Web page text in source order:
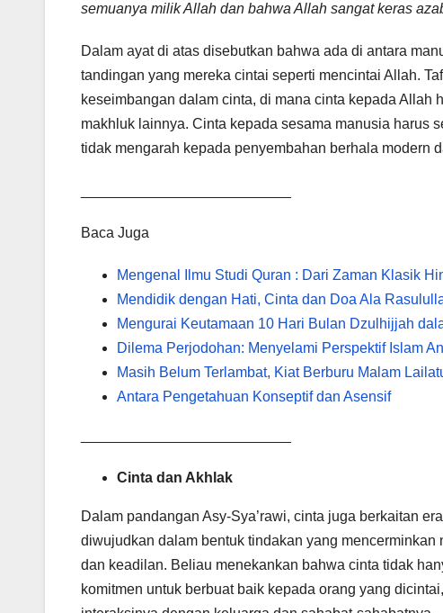
semuanya milik Allah dan bahwa Allah sangat keras
Dalam ayat di atas disebutkan bahwa ada di antara
tandingan yang mereka cintai seperti mencintai Allah.
keseimbangan dalam cinta, di mana cinta kepada
makhluk lainnya. Cinta kepada sesama manusia harus
tidak mengarah kepada penyembahan berhala modern
Baca Juga
Mengenal Ilmu Studi Quran : Dari Zaman Klasik
Mendidik dengan Hati, Cinta dan Doa Ala
Mengurai Keutamaan 10 Hari Bulan Dzulhijjah
Dilema Perjodohan: Menyelami Perspektif Islam
Masih Belum Terlambat, Kiat Berburu Malam
Antara Pengetahuan Konseptif dan Asensif
Cinta dan Akhlak
Dalam pandangan Asy-Sya’rawi, cinta juga berkaitan
diwujudkan dalam bentuk tindakan yang
dan keadilan. Beliau menekankan bahwa cinta tidak
komitmen untuk berbuat baik kepada orang yang